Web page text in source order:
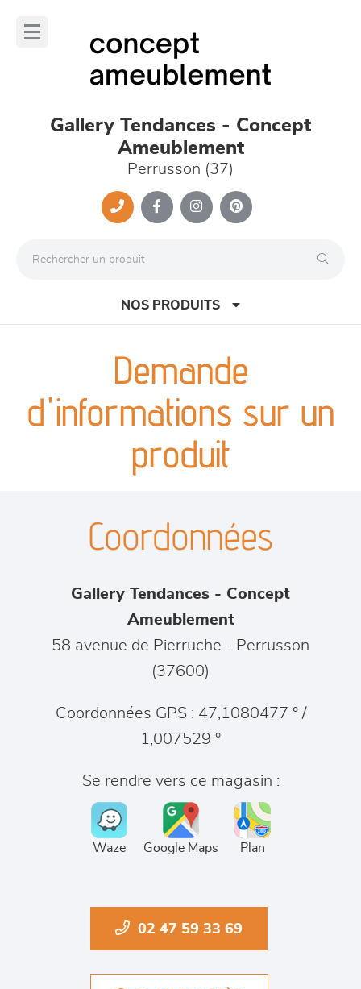
Gallery Tendances - Concept
Ameublement
Perrusson (37)
NOS PRODUITS
canapés et fauteuils
séjours
meubles de complément
chambres et dressing
Demande
d'informations sur un
produit
Coordonnées
Gallery Tendances - Concept
Ameublement
58 avenue de Pierruche - Perrusson
(37600)
Coordonnées GPS : 47,1080477 ° /
1,007529 °
Se rendre vers ce magasin :
Waze Google Maps Plan
02 47 59 33 69